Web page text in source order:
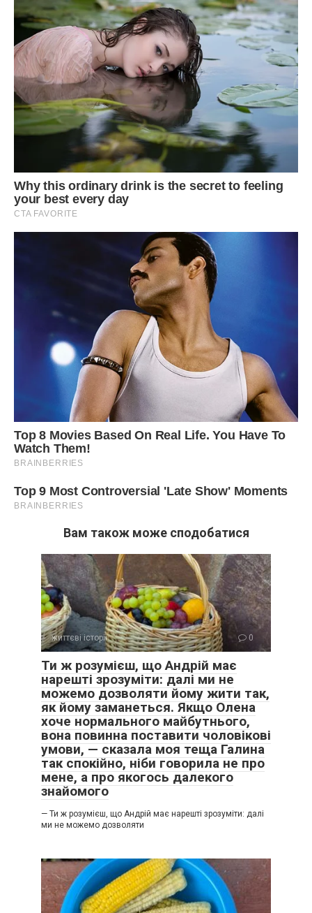
— Я розумію, — повторила я.
— Тоді ми розходимося? — запитав він.
Він не пропонував компромісів. Він не запитав, чи можу я
знайти інше рішення, чи можемо ми найняти
доглядальницю, щоб я могла жити з ним. Він просто
поставив ультиматум, на який не отримав тієї відповіді,
якої чекав.
— Схоже на те, — відповіла я.
Він почав збирати свої речі без жодного зайвого слова. Я
спостерігала за ним, не відчуваючи ні болю, ні
Коли він пішов, квартира здалася мені величезною і
холодною. Я пройшлася по кімнатах, де ще вчора лежали
його речі. Запах його парфумів ще висів у повітрі, але він
швидко розсіювався.
Я зайшла до мами. Вона вже спала.
Я лягла на диван у вітальні і дивилася на стелю. Майбутнє,
яке я так ретельно будувала, розсипалося на шматки. У
мене не було ні Максима, ні планів, ні фінансової
стабільності, про яку він говорив.
Зате в мене була мама.
Але чи достатньо цього? Чи зробила я правильний вибір,
Що буде, коли хвороба прогресуватиме далі? Чи не стану
Чи мала я право жертвувати власним щастям заради
людини, яка навіть не знає, що я поруч?
Вам також може сподобатися
життєві історії 0
Ти ж розумієш, що Андрій має
нарешті зрозуміти: далі ми не
можемо дозволяти йому жити так,
як йому заманеться. Якщо Олена
хоче нормального майбутнього,
вона повинна поставити чоловікові
умови, — сказала моя теща Галина
так спокійно, ніби говорила не про
мене, а про якогось далекого
знайомого
— Ти ж розумієш, що Андрій має нарешті зрозуміти: далі
ми не можемо дозволяти